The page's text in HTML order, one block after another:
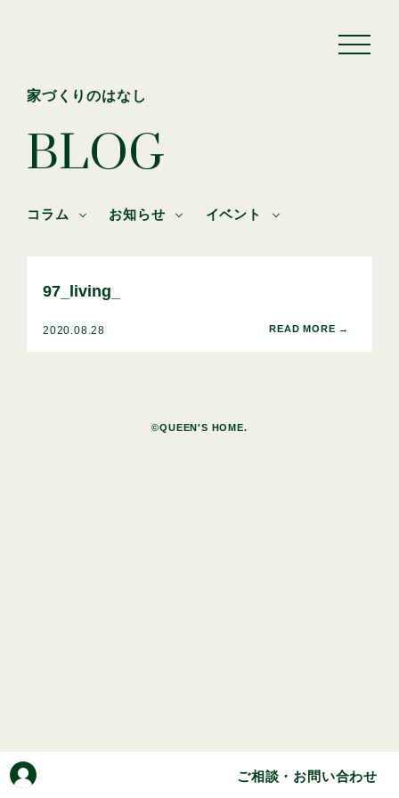
ご相談・お問い合わせ
家づくりのはなし
BLOG
コラム お知らせ イベント
97_living_
2020.08.28
©QUEEN'S HOME.